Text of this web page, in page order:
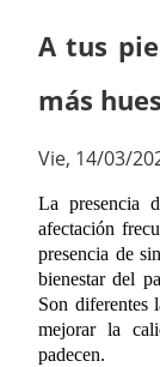
A tus
más
Vie, 14/03/
La presencia
afectación
presencia de
bienestar del
Son diferentes
mejorar la
padecen.